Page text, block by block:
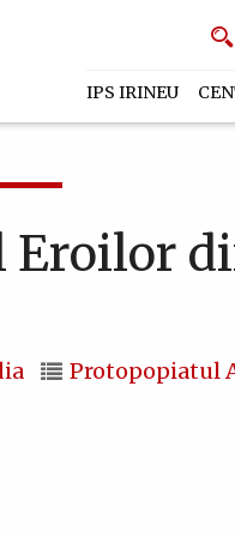
IPS IRINEU
Eroilor
Protopopiatul